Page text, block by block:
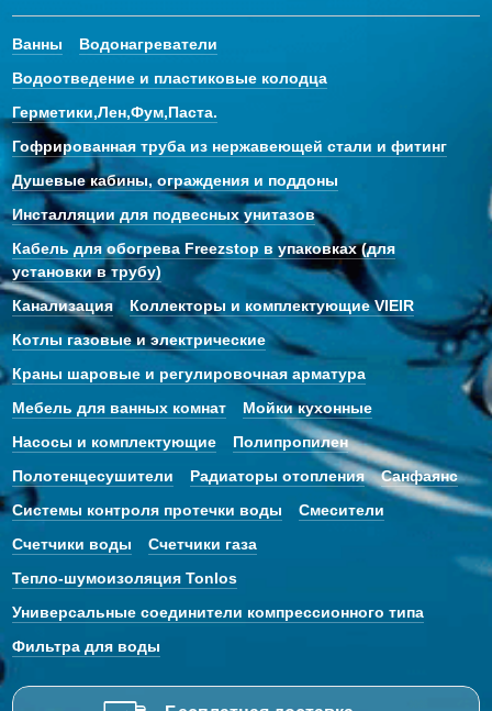
Ванны
Водонагреватели
Водоотведение и пластиковые колодца
Герметики,Лен,Фум,Паста.
Гофрированная труба из нержавеющей стали и фитинг
Душевые кабины, ограждения и поддоны
Инсталляции для подвесных унитазов
Кабель для обогрева Freezstop в упаковках (для
установки в трубу)
Канализация
Коллекторы и комплектующие VIEIR
Котлы газовые и электрические
Краны шаровые и регулировочная арматура
Мебель для ванных комнат
Мойки кухонные
Насосы и комплектующие
Полипропилен
Полотенцесушители
Радиаторы отопления
Санфаянс
Системы контроля протечки воды
Смесители
Счетчики воды
Счетчики газа
Тепло-шумоизоляция Tonlos
Универсальные соединители компрессионного типа
Фильтра для воды